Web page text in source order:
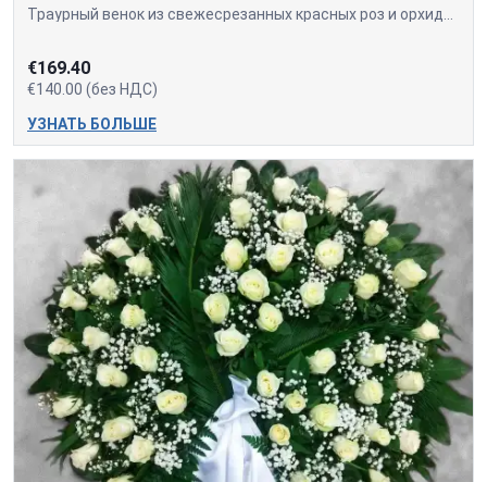
€169.40
€140.00 (без НДС)
УЗНАТЬ БОЛЬШЕ